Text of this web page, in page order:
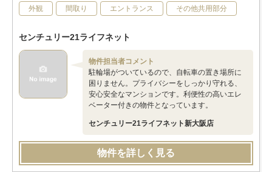
外観 間取り エントランス その他共用部分
センチュリー21ライフネット
物件担当者コメント
駐輪場がついているので、自転車の置き場所に
困りません。プライバシーをしっかり守れる、
安心安全なマンションです。利便性の高いエレ
ベーター付きの物件となっています。
センチュリー21ライフネット新大阪店
物件を詳しく見る